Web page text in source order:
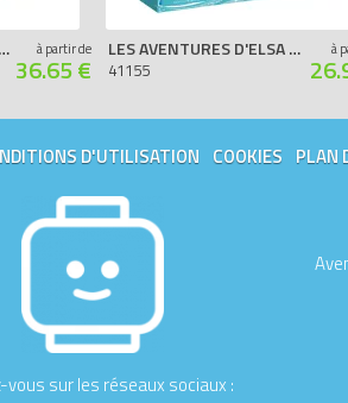
KIT DE L'INTÉRIEUR DU CHÂTEAU à partir de
36.65 €
LES AVENTURES D'ELSA AU MARCHÉ
41155
à
D'UTILISATION COOKIES PLAN
vous sur les réseaux sociaux :